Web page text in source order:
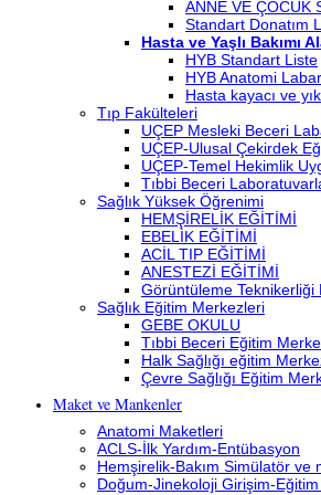
ANNE VE ÇOCUK
Standart Donatım
Hasta ve Yaşlı Bakımı
HYB Standart Liste
HYB Anatomi
Hasta kayacı ve
Tıp Fakülteleri
UÇEP Mesleki Beceri
UÇEP-Ulusal Çekirdek
UÇEP-Temel Hekimlik
Tıbbi Beceri
Sağlık Yüksek Öğrenimi
HEMŞİRELİK EĞİTİMİ
EBELİK EĞİTİMİ
ACİL TIP EĞİTİMİ
ANESTEZİ EĞİTİMİ
Görüntüleme Teknikerliği
Sağlık Eğitim Merkezleri
GEBE OKULU
Tıbbi Beceri Eğitim
Halk Sağlığı eğitim
Çevre Sağlığı Eğitim
Maket ve Mankenler
Anatomi Maketleri
ACLS-İlk Yardım-Entübasyon
Hemşirelik-Bakım Simülatör ve
Doğum-Jinekoloji Girişim-